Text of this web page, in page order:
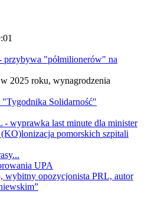
"półmilionerów" na
2025 roku, wynagrodzenia
"Tygodnika Solidarność"
wyprawka last minute dla minister
pomorskich szpitali
UPA
wybitny opozycjonista PRL, autor